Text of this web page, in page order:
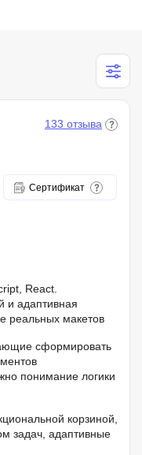
133 отзыва
Сертификат
React.
и адаптивная
реальных макетов
сформировать
понимание логики
корзиной,
задач, адаптивные